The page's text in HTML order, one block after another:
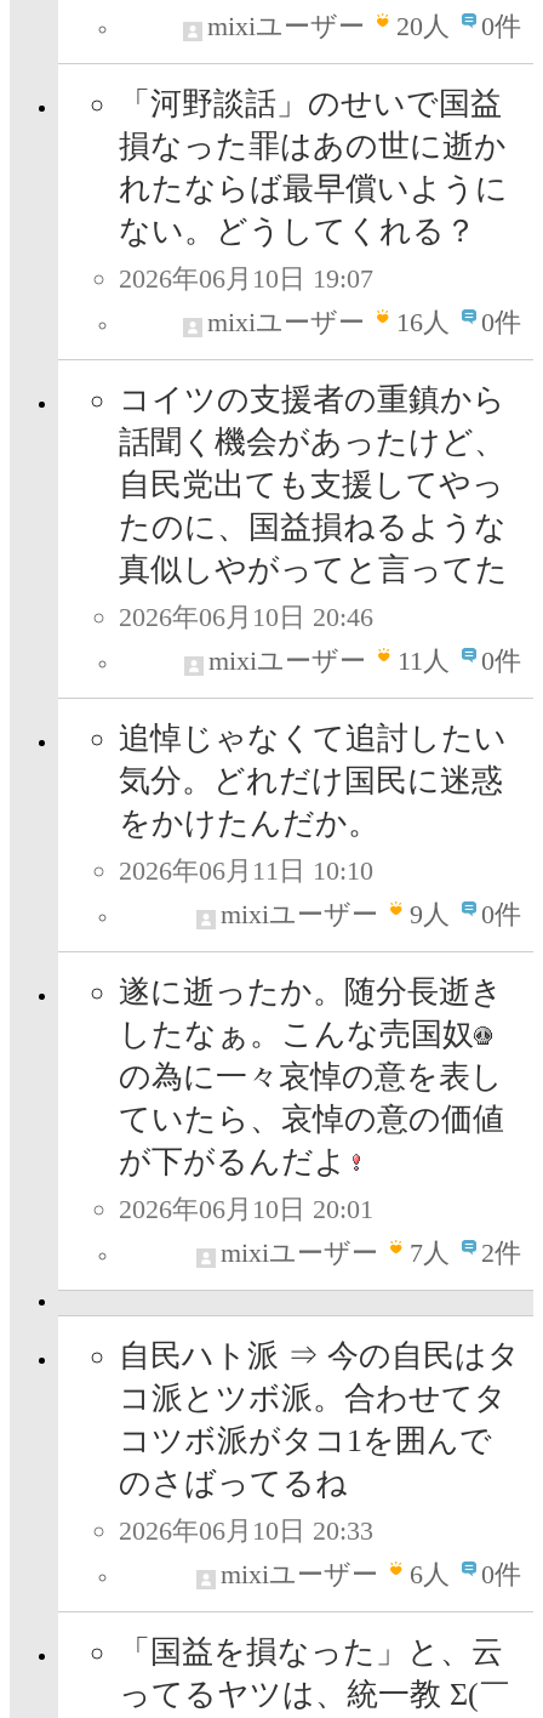
mixiユーザー
20人 0件
「河野談話」のせいで国益
損なった罪はあの世に逝か
れたならば最早償いように
ない。どうしてくれる？
2026年06月10日 19:07
mixiユーザー
16人 0件
コイツの支援者の重鎮から
話聞く機会があったけど、
自民党出ても支援してやっ
たのに、国益損ねるような
真似しやがってと言ってた
2026年06月10日 20:46
mixiユーザー
11人 0件
追悼じゃなくて追討したい
気分。どれだけ国民に迷惑
をかけたんだか。
2026年06月11日 10:10
mixiユーザー
9人 0件
遂に逝ったか。随分長逝き
したなぁ。こんな売国奴
の為に一々哀悼の意を表し
ていたら、哀悼の意の価値
が下がるんだよ
2026年06月10日 20:01
mixiユーザー
7人 2件
自民ハト派 ⇒ 今の自民はタ
コ派とツボ派。合わせてタ
コツボ派がタコ1を囲んで
のさばってるね
2026年06月10日 20:33
mixiユーザー
6人 0件
「国益を損なった」と、云
ってるヤツは、統一教 Σ(￣